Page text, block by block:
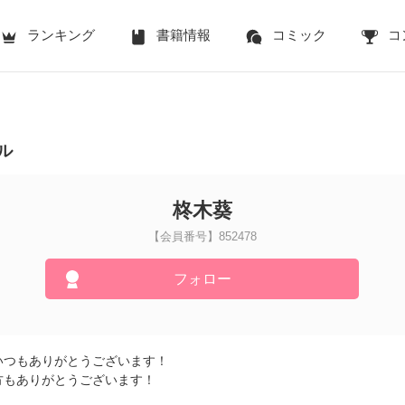
ランキング 書籍情報 コミック
柊木葵
【会員番号】852478
フォロー
もありがとうございます！
ありがとうございます！